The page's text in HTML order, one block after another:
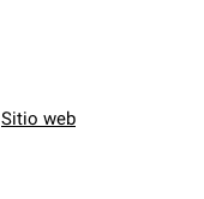
Sitio web